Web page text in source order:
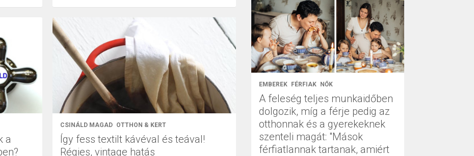
a
CSINÁLD MAGAD OTTHON & KERT
Így fess textilt kávéval és teával!
Régies, vintage hatás
EMBEREK FÉRFIAK NŐK
A feleség teljes munkaidőben
dolgozik, míg a férje pedig az
otthonnak és a gyerekeknek
szenteli magát: "Mások
férfiatlannak tartanak, amiért